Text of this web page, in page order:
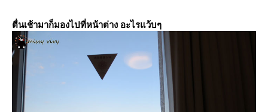
ตื่นเช้ามาก็มองไปที่หน้าต่าง อะไรแว้บๆ